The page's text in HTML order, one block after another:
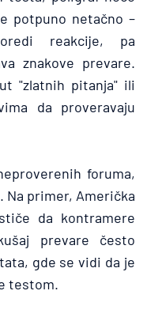
potpuno netačno –
reakcije, pa
znakove prevare.
"zlatnih pitanja" ili
da proveravaju
foruma,
Na primer, Američka
da kontramere
prevare često
gde se vidi da je
testom.